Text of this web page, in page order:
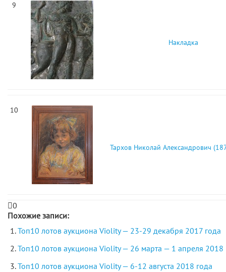
9
Накладка
10
Тархов Николай Александрович
0
Похожие записи:
Топ10 лотов аукциона Violity — 23-29 декабря 2017 года
Топ10 лотов аукциона Violity — 26 марта — 1 апреля 2018
Топ10 лотов аукциона Violity — 6-12 августа 2018 года